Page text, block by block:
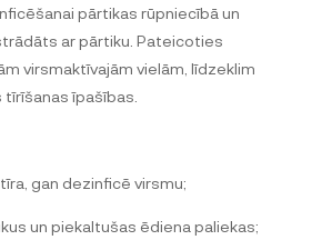
pārtikas rūpniecībā un
ar pārtiku. Pateicoties
virsmaktīvajām vielām, līdzeklim
īpašības.
gan dezinficē virsmu;
un piekaltušas ēdiena paliekas;